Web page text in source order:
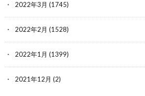
2022年3月 (1745)
2022年2月 (1528)
2022年1月 (1399)
2021年12月 (2)